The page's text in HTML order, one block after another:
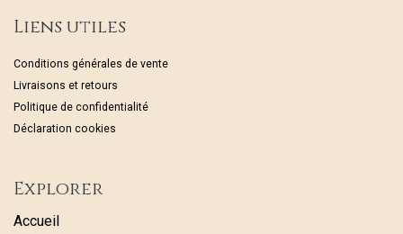
Liens utiles
Conditions générales de vente
Livraisons et retours
Politique de confidentialité
Déclaration cookies
Explorer
Accueil